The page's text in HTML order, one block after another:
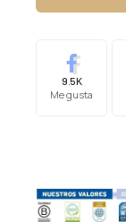
9.5K
Me gusta